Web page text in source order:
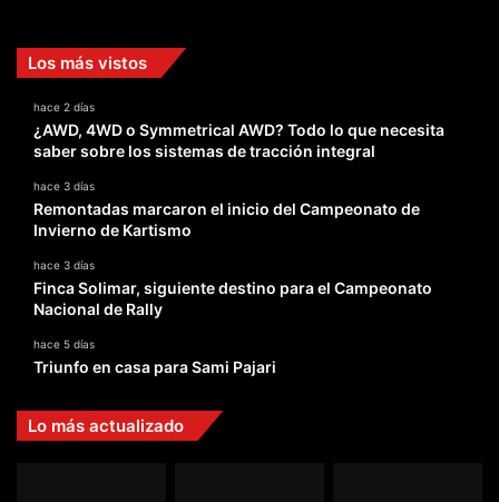
Los más vistos
hace 2 días
¿AWD, 4WD o Symmetrical AWD? Todo lo que necesita
saber sobre los sistemas de tracción integral
hace 3 días
Remontadas marcaron el inicio del Campeonato de
Invierno de Kartismo
hace 3 días
Finca Solimar, siguiente destino para el Campeonato
Nacional de Rally
hace 5 días
Triunfo en casa para Sami Pajari
Lo más actualizado